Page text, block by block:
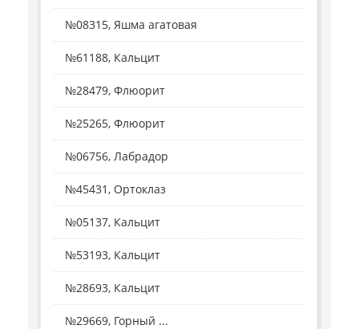
№08315, Яшма агатовая
№61188, Кальцит
№28479, Флюорит
№25265, Флюорит
№06756, Лабрадор
№45431, Ортоклаз
№05137, Кальцит
№53193, Кальцит
№28693, Кальцит
№29669, Горный ...